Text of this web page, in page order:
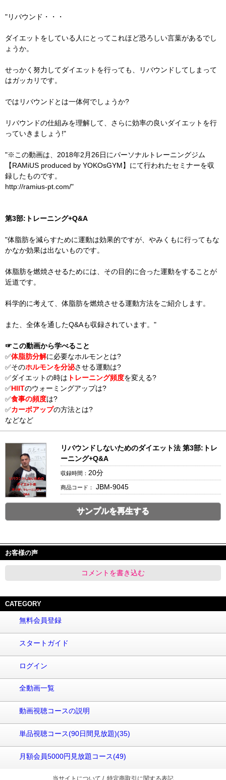
"リバウンド・・・
ダイエットをしている人にとってこれほど恐ろしい言葉があるでし
ょうか。
せっかく努力してダイエットを行っても、リバウンドしてしまって
はガッカリです。
ではリバウンドとは一体何でしょうか?
リバウンドの仕組みを理解して、さらに効率の良いダイエットを行
っていきましょう!"
"※この動画は、2018年2月26日にパーソナルトレーニングジム
【RAMiUS produced by YOKOsGYM】にて行われたセミナーを収
録したものです。
http://ramius-pt.com/"
第3部:トレーニング+Q&A
"体脂肪を減らすために運動は効果的ですが、やみくもに行ってもな
かなか効果は出ないものです。
体脂肪を燃焼させるためには、その目的に合った運動をすることが
近道です。
科学的に考えて、体脂肪を燃焼させる運動方法をご紹介します。
また、全体を通したQ&Aも収録されています。"
☞この動画から学べること
✅体脂肪分解に必要なホルモンとは?
✅そのホルモンを分泌させる運動は?
✅ダイエットの時は トレーニング頻度を変える?
✅HIITのウォーミングアップは?
✅食事の頻度は?
✅カーボアップの方法とは?
などなど
リバウンドしないためのダイエット法 第3部:トレ
ーニング+Q&A
収録時間： 20分
商品コード： JBM-9045
サンプルを再生する
お客様の声
コメントを書き込む
CATEGORY
無料会員登録
スタートガイド
ログイン
全動画一覧
動画視聴コースの説明
単品視聴コース(90日間見放題)(35)
月額会員5000円見放題コース(49)
当サイトについて / 特定商取引に関する表記